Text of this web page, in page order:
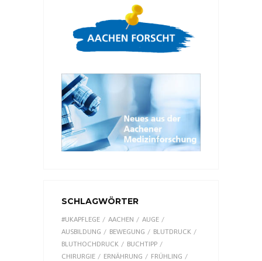
SCHLAGWÖRTER
#UKAPFLEGE AACHEN
AUGE
AUSBILDUNG
BEWEGUNG
BLUTDRUCK
BLUTHOCHDRUCK
BUCHTIPP
CHIRURGIE
ERNÄHRUNG
FRÜHLING